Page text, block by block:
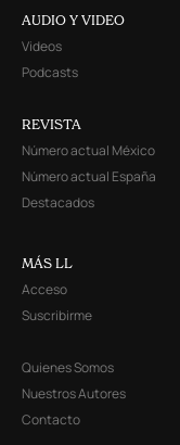
AUDIO Y VIDEO
Videos
Podcasts
REVISTA
Número actual México
Número actual España
Destacados
MÁS LL
Acceso
Suscribirme
Quienes Somos
Nuestros Autores
Contacto